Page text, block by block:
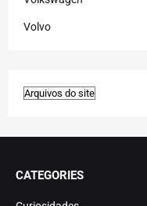
Volvo
CATEGORIES